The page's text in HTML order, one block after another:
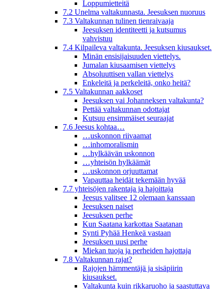
Loppumietteitä
7.2 Unelma valtakunnasta. Jeesuksen nuoruus
7.3 Valtakunnan tulinen tienraivaaja
Jeesuksen identiteetti ja kutsumus
vahvistuu
7.4 Kilpaileva valtakunta. Jeesuksen kiusaukset.
Minän ensisijaisuuden viettelys.
Jumalan kiusaamisen viettelys
Absoluuttisen vallan viettelys
Enkeleitä ja perkeleitä, onko heitä?
7.5 Valtakunnan aakkoset
Jeesuksen vai Johanneksen valtakunta?
Pettää valtakunnan odottajat
Kutsuu ensimmäiset seuraajat
7.6 Jeesus kohtaa…
…uskonnon riivaamat
…inhomoralismin
…hylkäävän uskonnon
…yhteisön hylkäämät
…uskonnon orjuuttamat
Vapauttaa heidät tekemään hyvää
7.7 yhteisöjen rakentaja ja hajoittaja
Jeesus valitsee 12 olemaan kanssaan
Jeesuksen naiset
Jeesuksen perhe
Kun Saatana karkottaa Saatanan
Synti Pyhää Henkeä vastaan
Jeesuksen uusi perhe
Miekan tuoja ja perheiden hajottaja
7.8 Valtakunnan rajat?
Rajojen hämmentäjä ja sisäpiirin
kiusaukset.
Valtakunta kuin rikkaruoho ja saastuttava